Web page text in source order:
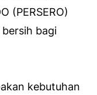
(PERSERO)
bagi
kebutuhan